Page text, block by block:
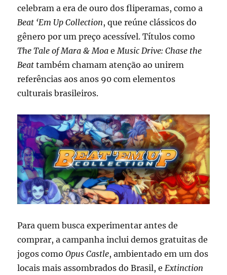
celebram a era de ouro dos fliperamas, como a
Beat ‘Em Up Collection, que reúne clássicos do
gênero por um preço acessível. Títulos como
The Tale of Mara & Moa eMusic Drive: Chase the
Beat também chamam atenção ao unirem
referências aos anos 90 com elementos
culturais brasileiros.
Para quem busca experimentar antes de
comprar, a campanha inclui demos gratuitas de
jogos comoOpus Castle, ambientado em um dos
locais mais assombrados do Brasil, eExtinction